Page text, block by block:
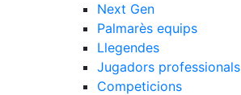
Next Gen
Palmarès equips
Llegendes
Jugadors professionals
Competicions